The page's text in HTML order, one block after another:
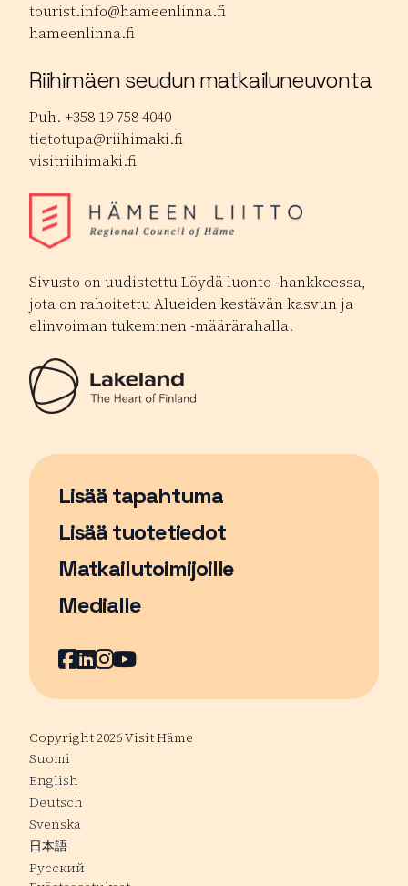
tourist.info@hameenlinna.fi
hameenlinna.fi
Riihimäen seudun matkailuneuvonta
Puh. +358 19 758 4040
tietotupa@riihimaki.fi
visitriihimaki.fi
Sivusto on uudistettu Löydä luonto -hankkeessa,
jota on rahoitettu Alueiden kestävän kasvun ja
elinvoiman tukeminen -määrärahalla.
Lisää tapahtuma
Sivu avautuu uudessa ikkunassa
Lisää tuotetiedot
Matkailutoimijoille
Medialle
Facebook
Sivu avautuu uudessa ikkunassa
LinkedIn
Sivu avautuu uudessa ikkunassa
Instagram
Sivu avautuu uudessa
YouTube
Sivu avautuu uudessa
Copyright 2026 Visit Häme
Suomi
English
Deutsch
Svenska
日本語
Русский